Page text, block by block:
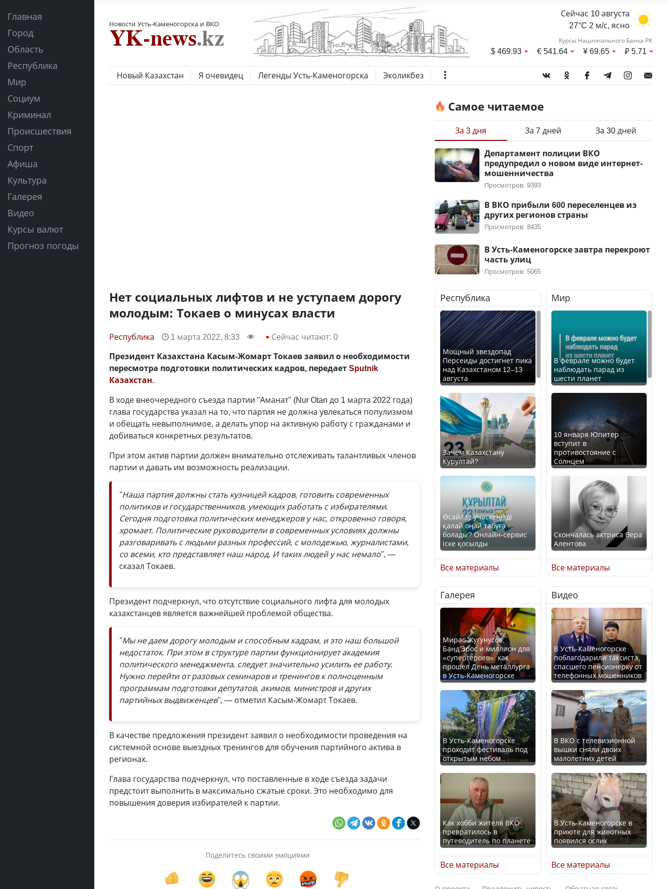
Главная
Город
Область
Республика
Мир
Социум
Криминал
Происшествия
Спорт
Афиша
Культура
Галерея
Видео
Курсы валют
Прогноз погоды
Новости Усть-Каменогорска и ВКО
Сейчас 10 августа
27°C 2 м/с, ясно
Курсы Национального Банка РК
$469.93 €541.64 ¥69.65 ₽5.71
Новый Казахстан Я очевидец Легенды Усть-Каменогорска Эколикбез
Нет социальных лифтов и не уступаем дорогу
молодым: Токаев о минусах власти
Республика 1 марта 2022, 8:33 Сейчас читают: 0
Президент Казахстана Касым-Жомарт Токаев заявил о необходимости
пересмотра подготовки политических кадров, передаетSputnik
Казахстан.
В ходе внеочередного съезда партии "Аманат" (Nur Otan до 1 марта 2022 года)
глава государства указал на то, что партия не должна увлекаться популизмом
и обещать невыполнимое, а делать упор на активную работу с гражданами и
добиваться конкретных результатов.
При этом актив партии должен внимательно отслеживать талантливых членов
партии и давать им возможность реализации.
"Наша партия должны стать кузницей кадров, готовить современных
политиков и государственников, умеющих работать с избирателями.
Сегодня подготовка политических менеджеров у нас, откровенно говоря,
хромает. Политические руководители в современных условиях должны
разговаривать с людьми разных профессий, с молодежью, журналистами,
со всеми, кто представляет наш народ. И таких людей у нас немало", —
сказал Токаев.
Президент подчеркнул, что отсутствие социального лифта для молодых
казахстанцев является важнейшей проблемой общества.
"Мы не даем дорогу молодым и способным кадрам, и это наш большой
недостаток. При этом в структуре партии функционирует академия
политического менеджмента, следует значительно усилить ее работу.
Нужно перейти от разовых семинаров и тренингов к полноценным
программам подготовки депутатов, акимов, министров и других
партийных выдвиженцев", — отметил Касым-Жомарт Токаев.
В качестве предложения президент заявил о необходимости проведения на
системной основе выездных тренингов для обучения партийного актива в
регионах.
Глава государства подчеркнул, что поставленные в ходе съезда задачи
предстоит выполнить в максимально сжатые сроки. Это необходимо для
повышения доверия избирателей к партии.
Поделитесь своими эмоциями
Самое читаемое
За 3 дня За 7 дней За 30 дней
Департамент полиции ВКО
предупредил о новом виде интернет-
мошенничества
Просмотров: 9393
В ВКО прибыли 600 переселенцев из
других регионов страны
Просмотров: 8435
В Усть-Каменогорске завтра перекроют
часть улиц
Просмотров: 5065
Республика
Мощный звездопад
Персеиды достигнет пика
над Казахстаном 12–13
августа
Зачем Казахстану
Курултай?
Өсайлау учаскеңізді
қалай оңай табуға
болады? Онлайн-сервис
іске қосылды
Как легко найти свой
участок для голосования?
Минтруда назвало
отрасли с самыми
высокими зарплатными
предложениями
Искусственный интеллект
официально включили в
школьную программу
Казахстана
В Казахстане стало
проще получить
направления на
медицинские
обследования
Все материалы
Мир
В феврале можно будет
наблюдать парад из
шести планет
10 января Юпитер
вступит в
противостояние с
Солнцем
Скончалась актриса Вера
Алентова
В РФ вынесен заочный
приговор по уголовному
делу об убийстве Игоря
Талькова
В России введены
дополнительные
ограничения для
казахстанских прав
Трамп официально
вступил в должность
президента США
Луну признали объектом
культурного наследия,
находящегося под
угрозой исчезновения
Все материалы
Галерея
Мирас Жугунусов,
Банд’Эрос и миллион для
«супергероев»: как
прошел День металлурга
в Усть-Каменогорске
В Усть-Каменогорске
проходит фестиваль под
открытым небом
Как хобби жителя ВКО
превратилось в
путеводитель по планете
Все материалы
Видео
В Усть-Каменогорске
поблагодарили таксиста,
спасшего пенсионерку от
телефонных мошенников
В ВКО с телевизионной
вышки сняли двоих
малолетних детей
В Усть-Каменогорске в
приюте для животных
появился ослик
Все материалы